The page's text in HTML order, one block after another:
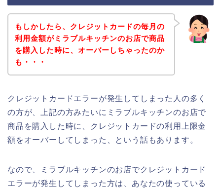
もしかしたら、クレジットカードの毎月の
利用金額がミラブルキッチンのお店で商品
を購入した時に、オーバーしちゃったのか
も・・・
クレジットカードエラーが発生してしまった人の多く
の方が、上記の方みたいにミラブルキッチンのお店で
商品を購入した時に、クレジットカードの利用上限金
額をオーバーしてしまった、という話もあります。
なので、ミラブルキッチンのお店でクレジットカード
エラーが発生してしまった方は、あなたの使っている